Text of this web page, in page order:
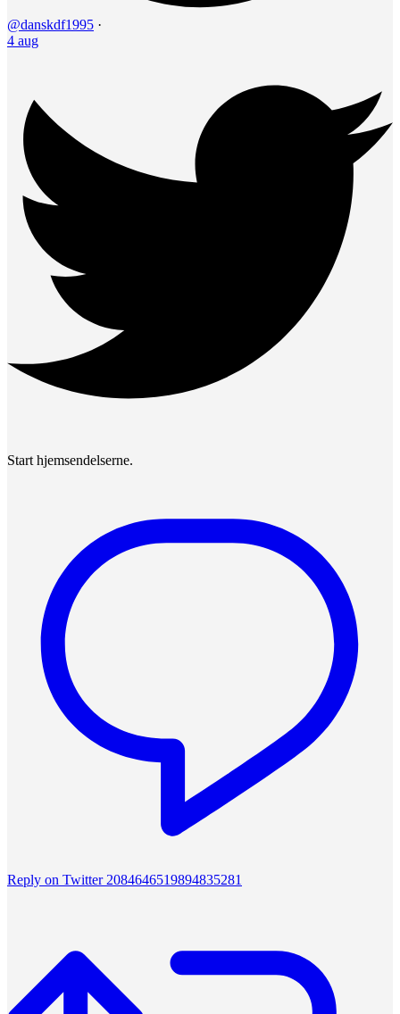
@danskdf1995 ·
4 aug
Start hjemsendelserne.
Reply on Twitter 2084646519894835281